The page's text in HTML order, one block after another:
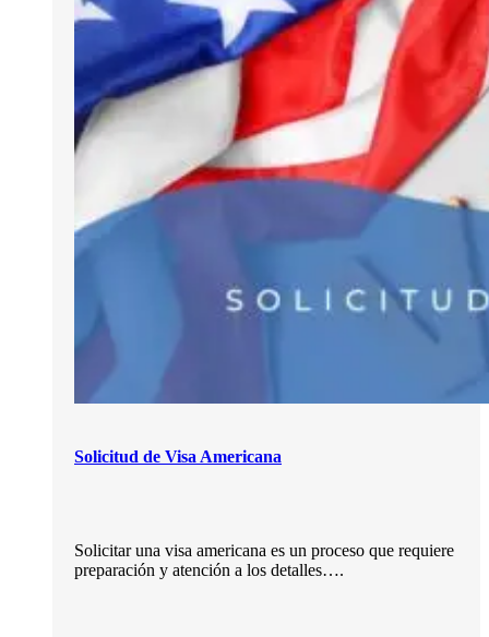
Solicitud de Visa Americana
Solicitar una visa americana es un proceso que requiere
preparación y atención a los detalles….